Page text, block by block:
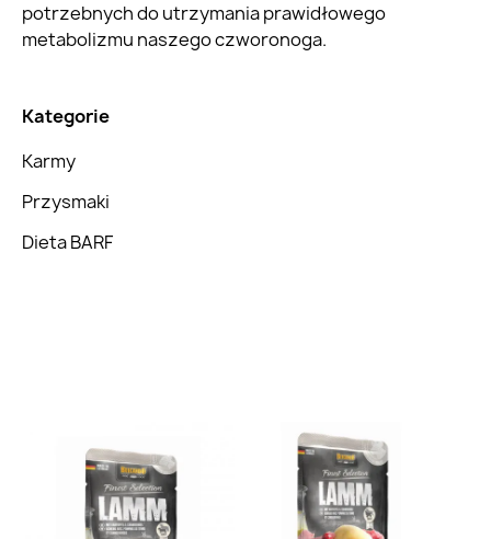
potrzebnych do utrzymania prawidłowego
metabolizmu naszego czworonoga.
Kategorie
Karmy
Przysmaki
Dieta BARF